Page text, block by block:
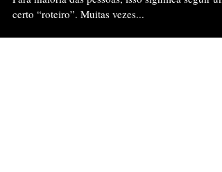
Papel – A Arte de Ter
Mais de Uma Vida